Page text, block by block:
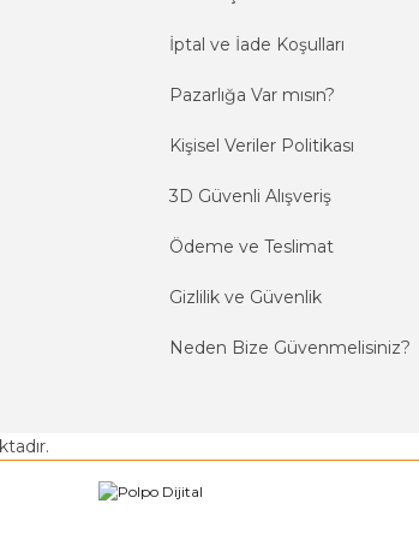
İptal ve İade Koşulları
Pazarlığa Var mısın?
Kişisel Veriler Politikası
3D Güvenli Alışveriş
Ödeme ve Teslimat
Gizlilik ve Güvenlik
Neden Bize Güvenmelisiniz?